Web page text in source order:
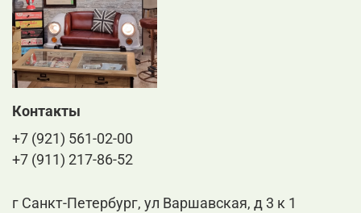
Контакты
+7 (921) 561-02-00
+7 (911) 217-86-52
г Санкт-Петербург, ул Варшавская, д 3 к 1